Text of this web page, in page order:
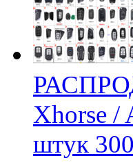
Xhorse /
штук